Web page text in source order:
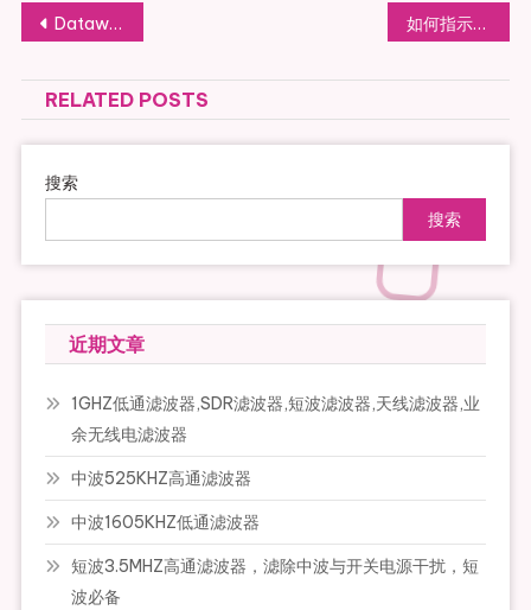
文
章
导
航
Datawindow通过Json接口实现数据操作时(三层)PHP5.2 json_encode时发现汉字转换成了\u表示的处理方法 如何指示南北方向？一款适合少年儿童的科技制作
RELATED POSTS
搜索
搜索
近期文章
1GHZ低通滤波器,SDR滤波器,短波滤波器,天线滤波器,业
余无线电滤波器
中波525KHZ高通滤波器
中波1605KHZ低通滤波器
短波3.5MHZ高通滤波器，滤除中波与开关电源干扰，短
波必备